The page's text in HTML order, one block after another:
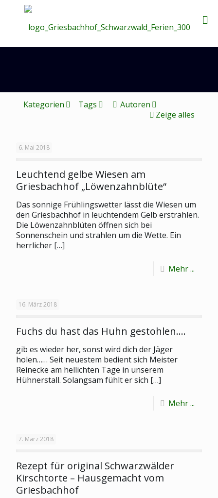
Kategorien Tags
Autoren
Zeige alles
6. Mai 2018
Leuchtend gelbe Wiesen am
Griesbachhof „Löwenzahnblüte“
Das sonnige Frühlingswetter lässt die Wiesen um
den Griesbachhof in leuchtendem Gelb erstrahlen.
Die Löwenzahnblüten öffnen sich bei
Sonnenschein und strahlen um die Wette. Ein
herrlicher […]
Mehr ...
16. März 2018
Fuchs du hast das Huhn gestohlen….
gib es wieder her, sonst wird dich der Jäger
holen…… Seit neuestem bedient sich Meister
Reinecke am hellichten Tage in unserem
Hühnerstall. Solangsam fühlt er sich […]
Mehr ...
7. März 2018
Rezept für original Schwarzwälder
Kirschtorte – Hausgemacht vom
Griesbachhof